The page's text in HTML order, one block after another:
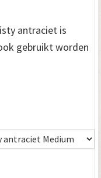
antraciet is
gebruikt worden